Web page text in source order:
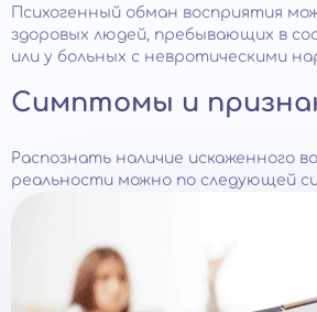
Психогенный обман восприятия
здоровых людей, пребывающих в
или у больных с невротическими
Симптомы и
Распознать наличие искаженного
реальности можно по следующей